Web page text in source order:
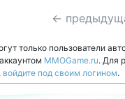
←
только пользователи
MMOGame.ru. Для
войдите под своим логином.